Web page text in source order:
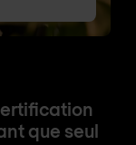
que seul